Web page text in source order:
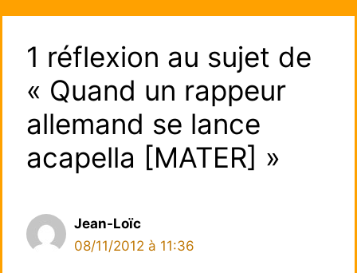
1 réflexion au sujet de
« Quand un rappeur
allemand se lance
acapella [MATER] »
Jean-Loïc
08/11/2012 à 11:36